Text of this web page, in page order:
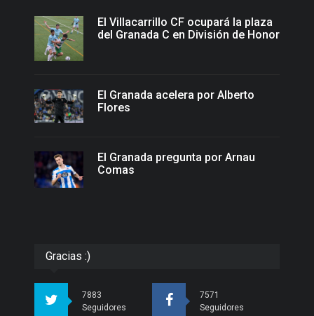
El Villacarrillo CF ocupará la plaza
del Granada C en División de Honor
El Granada acelera por Alberto
Flores
El Granada pregunta por Arnau
Comas
Gracias :)
7883
Seguidores
7571
Seguidores